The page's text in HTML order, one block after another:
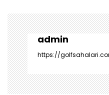
ı
g
e
z
i
n
m
admin
https://